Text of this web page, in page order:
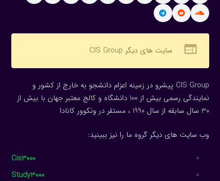
web سایت های دیگر CIS Group
CIS Group پیشرو در زمینه اعزام دانشجو به خارج از کشور و
نمایندگی رسمی بیش از 100 دانشگاه و کالج معتبر جهان با بیش از
30 سال سابقه از سال 1990 ، مستقر در ونکوور کانادا
وب سایت های دیگر گروه ما را نیز ببینید:
Cis3000
Study3000